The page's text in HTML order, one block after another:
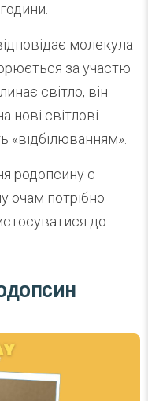
молекула
за участю
світло, він
нові світлові
«відбілюванням».
родопсину є
очам потрібно
до